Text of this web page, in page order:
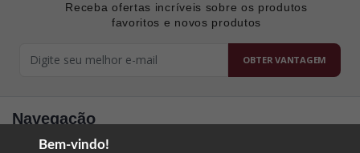
Receba ofertas incríveis sobre os produtos
favoritos e novos produtos
OBTER VANTAGEM
Navegação
Passeios
Bem-vindo!